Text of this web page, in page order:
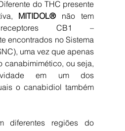
do THC presente
MITIDOL® não tem
CB1 –
encontrados no Sistema
uma vez que apenas
canabimimético, ou seja,
em um dos
o canabidiol também
diferentes regiões do